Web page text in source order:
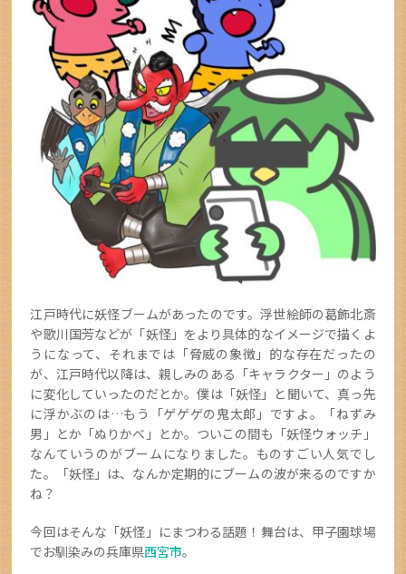
江戸時代に妖怪ブームがあったのです。浮世絵師の葛飾北斎
や歌川国芳などが「妖怪」をより具体的なイメージで描くよ
うになって、それまでは「脅威の象徴」的な存在だったの
が、江戸時代以降は、親しみのある「キャラクター」のよう
に変化していったのだとか。僕は「妖怪」と聞いて、真っ先
に浮かぶのは…もう「ゲゲゲの鬼太郎」ですよ。「ねずみ
男」とか「ぬりかべ」とか。ついこの間も「妖怪ウォッチ」
なんていうのがブームになりました。ものすごい人気でし
た。「妖怪」は、なんか定期的にブームの波が来るのですか
ね？
今回はそんな「妖怪」にまつわる話題！舞台は、甲子園球場
でお馴染みの兵庫県西宮市。